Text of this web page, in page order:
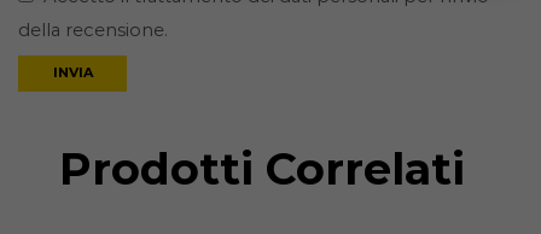
della recensione.
Prodotti Correlati